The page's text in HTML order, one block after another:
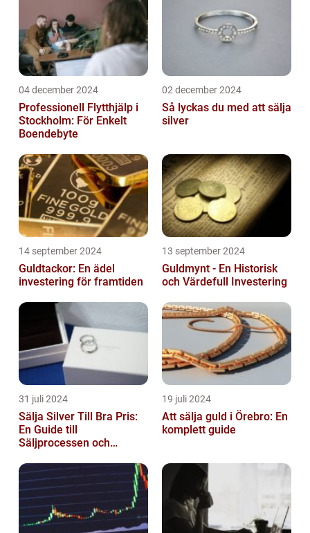
04 december 2024
Professionell Flytthjälp i
Stockholm: För Enkelt
Boendebyte
02 december 2024
Så lyckas du med att sälja
silver
14 september 2024
Guldtackor: En ädel
investering för framtiden
13 september 2024
Guldmynt - En Historisk
och Värdefull Investering
31 juli 2024
Sälja Silver Till Bra Pris:
En Guide till
Säljprocessen och
19 juli 2024
Att sälja guld i Örebro: En
komplett guide